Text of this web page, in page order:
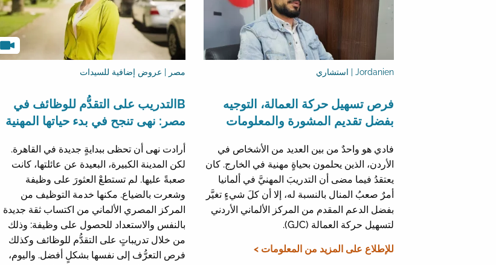
Jordanien | استشاري
فرص تسهيل حركة العمالة، التوجيه
بفضل تقديم المشورة والمعلومات
فادي هو واحدٌ من بين العديد من الأشخاص في
الأردن، الذين يحلمون بحياةٍ مهنية في الخارج. كان
يعتقدُ فيما مضى أن التدريبَ المهنيَّ في ألمانيا
أمرٌ صعبُ المنال بالنسبة له، إلا أن كلَ شيءٍ تغيَّر
بفضل الدعم المقدم من المركز الألماني الأردني
لتسهيل حركة العمالة (GJC).
للإطلاع على المزيد من المعلومات >
مصر | عروض إضافية للسيدات
Bالتدريب على التقدُّم للوظائف في
مصر: نهى تنجح في بدء حياتها المهنية
أرادت نهى أن تحظى ببدايةٍ جديدة في القاهرة.
لكن المدينة الكبيرة، البعيدة عن عائلتها، كانت
صعبةً عليها. لم تستطعْ العثورَ على وظيفة
وشعرت بالضياع. مكنها خدمة التوظيف من
المركز المصري الألماني من اكتساب ثقة جديدة
بالنفس والاستعداد للحصول على وظيفة: وذلك
من خلال تدريباتٍ على التقدُّم للوظائف وكذلك
فرص التعرُّف إلى نفسها بشكلٍ أفضل. واليوم،